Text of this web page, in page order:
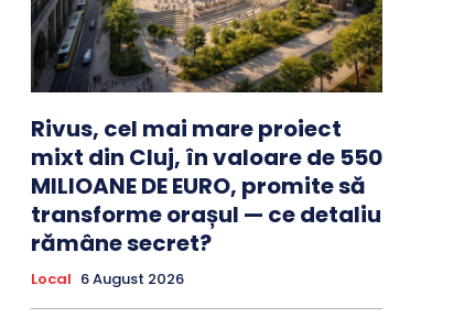
Rivus, cel mai mare proiect
mixt din Cluj, în valoare de 550
MILIOANE DE EURO, promite să
transforme orașul — ce detaliu
rămâne secret?
Local 6 August 2026